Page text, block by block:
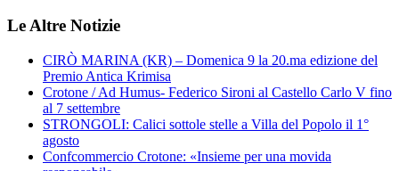
Le Altre Notizie
CIRÒ MARINA (KR) – Domenica 9 la 20.ma edizione del
Premio Antica Krimisa
Crotone / Ad Humus- Federico Sironi al Castello Carlo V fino
al 7 settembre
STRONGOLI: Calici sottole stelle a Villa del Popolo il 1°
agosto
Confcommercio Crotone: «Insieme per una movida